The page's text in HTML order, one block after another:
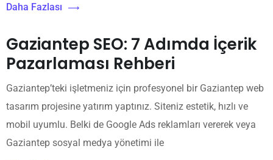
Daha Fazlası
Gaziantep SEO: 7 Adımda İçerik
Pazarlaması Rehberi
Gaziantep’teki işletmeniz için profesyonel bir Gaziantep web
tasarım projesine yatırım yaptınız. Siteniz estetik, hızlı ve
mobil uyumlu. Belki de Google Ads reklamları vererek veya
Gaziantep sosyal medya yönetimi ile